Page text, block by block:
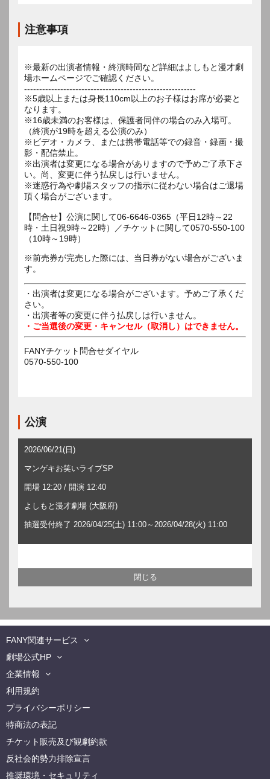
注意事項
※最新の出演者情報・終演時間など詳細はよしもと漫才劇
場ホームページでご確認ください。
---------------------------------------------------------
※5歳以上または身長110cm以上のお子様はお席が必要と
なります。
※16歳未満のお客様は、保護者同伴の場合のみ入場可。
（終演が19時を超える公演のみ）
※ビデオ・カメラ、または携帯電話等での録音・録画・撮
影・配信禁止。
※出演者は変更になる場合がありますので予めご了承下さ
い。尚、変更に伴う払戻しは行いません。
※迷惑行為や劇場スタッフの指示に従わない場合はご退場
頂く場合がございます。
【問合せ】公演に関して06-6646-0365（平日12時～22
時・土日祝9時～22時）／チケットに関して0570-550-100
（10時～19時）
※前売券が完売した際には、当日券がない場合がございま
す。
・出演者は変更になる場合がございます。予めご了承くだ
さい。
・出演者等の変更に伴う払戻しは行いません。
・ご当選後の変更・キャンセル（取消し）はできません。
FANYチケット問合せダイヤル
0570-550-100
公演
2026/06/21(日)
マンゲキお笑いライブSP
開場 12:20 / 開演 12:40
よしもと漫才劇場 (大阪府)
抽選受付終了 2026/04/25(土) 11:00～2026/04/28(火) 11:00
FANY関連サービス
劇場公式HP
企業情報
利用規約
プライバシーポリシー
特商法の表記
チケット販売及び観劇約款
反社会的勢力排除宣言
推奨環境・セキュリティ